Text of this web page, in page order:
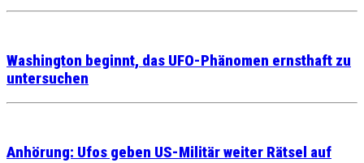
Washington beginnt, das UFO-Phänomen ernsthaft zu
untersuchen
Anhörung: Ufos geben US-Militär weiter Rätsel auf